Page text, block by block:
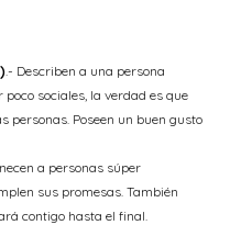
.- Describen a una persona
sociales, la verdad es que
personas. Poseen un buen gusto
a personas súper
sus promesas. También
contigo hasta el final.